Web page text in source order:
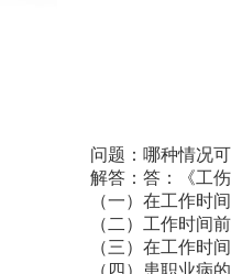
问题：哪种情况
解答：答：《工
（一）在工作时
（二）工作时间
（三）在工作时
（四）患职业病的